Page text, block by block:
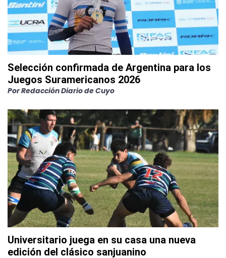
Selección confirmada de Argentina para los
Juegos Suramericanos 2026
PorRedacción Diario de Cuyo
Universitario juega en su casa una nueva
edición del clásico sanjuanino